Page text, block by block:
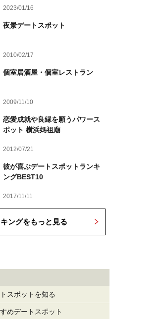
2023/01/16
夜景デートスポット
2010/02/17
個室居酒屋・個室レストラン
2009/11/10
恋愛成就や良縁を願うパワース
ポット 横浜媽祖廟
2012/07/21
彼が喜ぶデートスポットランキ
ングBEST10
2017/11/11
ングをもっと見る
スポットを知る
めデートスポット